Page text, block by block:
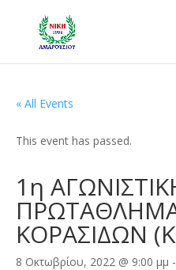
« All Events
This event has passed.
1η
ΚΟΡΑΣΙΔΩΝ
8 Οκτωβρίου, 2022 @ 9:00 μμ -